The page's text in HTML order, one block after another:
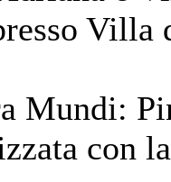
Villa
Mundi:
con